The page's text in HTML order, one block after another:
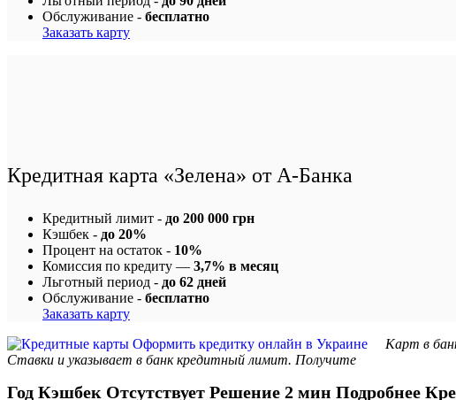
Обслуживание - бесплатно
Заказать карту
Кредитная карта «Зелена» от А-Банка
Кредитный лимит - до 200 000 грн
Кэшбек - до 20%
Процент на остаток - 10%
Комиссия по кредиту — 3,7% в месяц
Льготный период - до 62 дней
Обслуживание - бесплатно
Заказать карту
Карт в
Ставки и указывает в банк кредитный лимит. Получите
Год Кэшбек Отсутствует Решение 2 мин Подробнее